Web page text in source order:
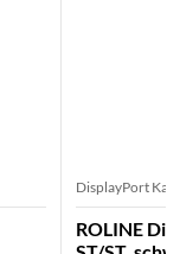
DisplayPort
ROLINE